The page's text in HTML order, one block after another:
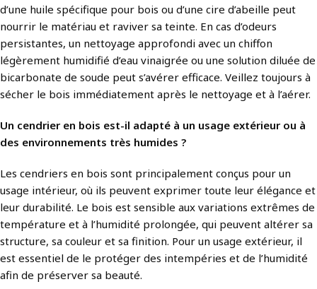
d’une huile spécifique pour bois ou d’une cire d’abeille peut
nourrir le matériau et raviver sa teinte. En cas d’odeurs
persistantes, un nettoyage approfondi avec un chiffon
légèrement humidifié d’eau vinaigrée ou une solution diluée de
bicarbonate de soude peut s’avérer efficace. Veillez toujours à
sécher le bois immédiatement après le nettoyage et à l’aérer.
Un cendrier en bois est-il adapté à un usage extérieur ou à
des environnements très humides ?
Les cendriers en bois sont principalement conçus pour un
usage intérieur, où ils peuvent exprimer toute leur élégance et
leur durabilité. Le bois est sensible aux variations extrêmes de
température et à l’humidité prolongée, qui peuvent altérer sa
structure, sa couleur et sa finition. Pour un usage extérieur, il
est essentiel de le protéger des intempéries et de l’humidité
afin de préserver sa beauté.